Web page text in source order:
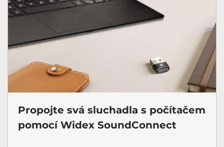
Propojte svá sluchadla s počítačem
pomocí Widex SoundConnect